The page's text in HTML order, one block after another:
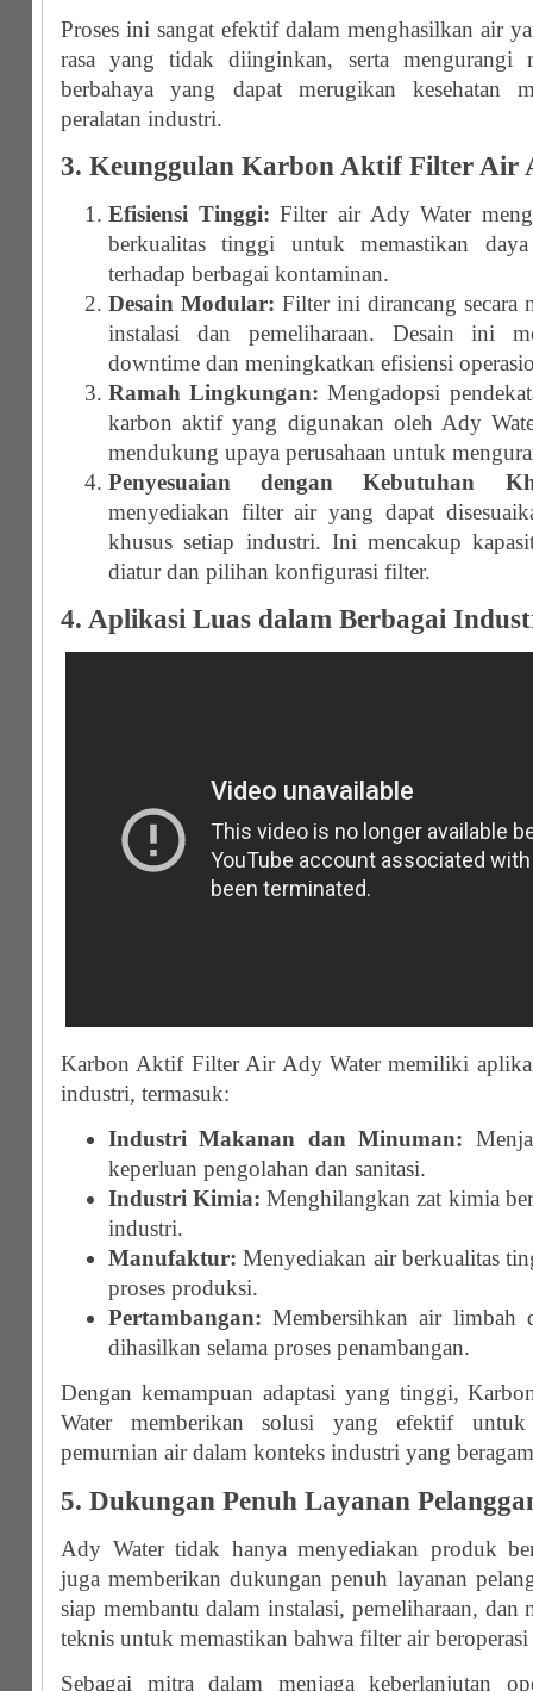
Proses ini sangat efektif dalam menghasilkan air
rasa yang tidak diinginkan, serta mengurangi
berbahaya yang dapat merugikan kesehatan
peralatan industri.
3. Keunggulan Karbon Aktif Filter Air
Efisiensi Tinggi: Filter air Ady Water
berkualitas tinggi untuk memastikan
terhadap berbagai kontaminan.
Desain Modular: Filter ini dirancang secara
instalasi dan pemeliharaan. Desain ini
downtime dan meningkatkan efisiensi
Ramah Lingkungan: Mengadopsi
karbon aktif yang digunakan oleh Ady
mendukung upaya perusahaan untuk
Penyesuaian dengan Kebutuhan
menyediakan filter air yang dapat
khusus setiap industri. Ini mencakup
diatur dan pilihan konfigurasi filter.
4. Aplikasi Luas dalam Berbagai
Karbon Aktif Filter Air Ady Water memiliki
industri, termasuk:
Industri Makanan dan Minuman:
keperluan pengolahan dan sanitasi.
Industri Kimia: Menghilangkan zat kimia
industri.
Manufaktur: Menyediakan air berkualitas
proses produksi.
Pertambangan: Membersihkan air limbah
dihasilkan selama proses penambangan.
Dengan kemampuan adaptasi yang tinggi,
Water memberikan solusi yang efektif untuk
pemurnian air dalam konteks industri yang
5. Dukungan Penuh Layanan
Ady Water tidak hanya menyediakan produk
juga memberikan dukungan penuh layanan
siap membantu dalam instalasi, pemeliharaan, dan
teknis untuk memastikan bahwa filter air
Sebagai mitra dalam menjaga keberlanjutan